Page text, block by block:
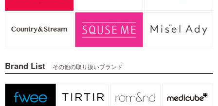
Brand List その他の取り扱いブランド